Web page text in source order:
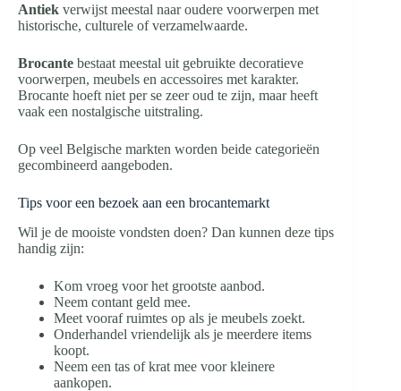
Antiek verwijst meestal naar oudere voorwerpen met
historische, culturele of verzamelwaarde.
Brocante bestaat meestal uit gebruikte decoratieve
voorwerpen, meubels en accessoires met karakter.
Brocante hoeft niet per se zeer oud te zijn, maar heeft
vaak een nostalgische uitstraling.
Op veel Belgische markten worden beide categorieën
gecombineerd aangeboden.
Tips voor een bezoek aan een brocantemarkt
Wil je de mooiste vondsten doen? Dan kunnen deze tips
handig zijn:
Kom vroeg voor het grootste aanbod.
Neem contant geld mee.
Meet vooraf ruimtes op als je meubels zoekt.
Onderhandel vriendelijk als je meerdere items
koopt.
Neem een tas of krat mee voor kleinere
aankopen.